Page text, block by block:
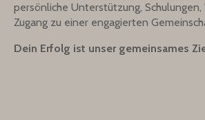
persönliche Unterstützung, Schulungen,
Zugang zu einer engagierten
Dein Erfolg ist unser gemeinsames